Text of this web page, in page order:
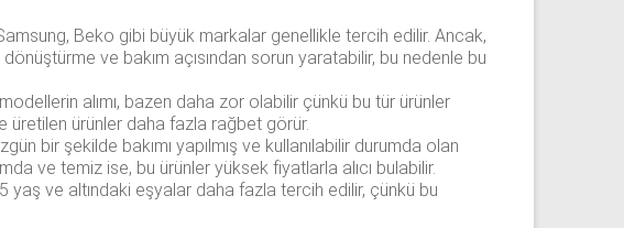
Beko gibi büyük markalar genellikle tercih edilir. Ancak,
ve bakım açısından sorun yaratabilir, bu nedenle bu
alımı, bazen daha zor olabilir çünkü bu tür ürünler
ürünler daha fazla rağbet görür.
bir şekilde bakımı yapılmış ve kullanılabilir durumda olan
ve temiz ise, bu ürünler yüksek fiyatlarla alıcı bulabilir.
yaş ve altındaki eşyalar daha fazla tercih edilir, çünkü bu